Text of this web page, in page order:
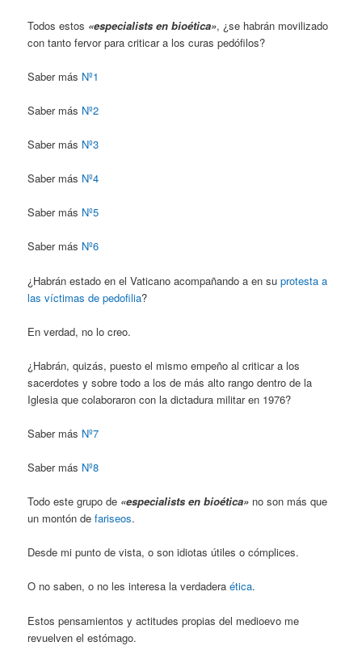
Todos estos «especialists en bioética», ¿se habrán movilizado
con tanto fervor para criticar a los curas pedófilos?
Saber más Nº1
Saber más Nº2
Saber más Nº3
Saber más Nº4
Saber más Nº5
Saber más Nº6
¿Habrán estado en el Vaticano acompañando a en suprotesta a
las víctimas de pedofilia?
En verdad, no lo creo.
¿Habrán, quizás, puesto el mismo empeño al criticar a los
sacerdotes y sobre todo a los de más alto rango dentro de la
Iglesia que colaboraron con la dictadura militar en 1976?
Saber más Nº7
Saber más Nº8
Todo este grupo de «especialists en bioética» no son más que
un montón defariseos.
Desde mi punto de vista, o son idiotas útiles o cómplices.
O no saben, o no les interesa la verdaderaética.
Estos pensamientos y actitudes propias del medioevo me
revuelven el estómago.